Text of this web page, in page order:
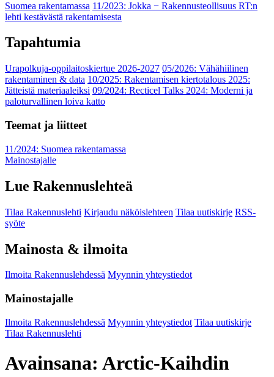
Suomea rakentamassa 11/2023: Jokka − Rakennusteollisuus RT:n
lehti kestävästä rakentamisesta
Tapahtumia
Urapolkuja-oppilaitoskiertue 2026-2027 05/2026: Vähähiilinen
rakentaminen & data 10/2025: Rakentamisen kiertotalous 2025:
Jätteistä materiaaleiksi 09/2024: Recticel Talks 2024: Moderni ja
paloturvallinen loiva katto
Teemat ja liitteet
11/2024: Suomea rakentamassa
Mainostajalle
Lue Rakennuslehteä
Tilaa Rakennuslehti Kirjaudu näköislehteen Tilaa uutiskirje RSS-
syöte
Mainosta & ilmoita
Ilmoita Rakennuslehdessä Myynnin yhteystiedot
Mainostajalle
Ilmoita Rakennuslehdessä Myynnin yhteystiedot Tilaa uutiskirje
Tilaa Rakennuslehti
Avainsana: Arctic-Kaihdin